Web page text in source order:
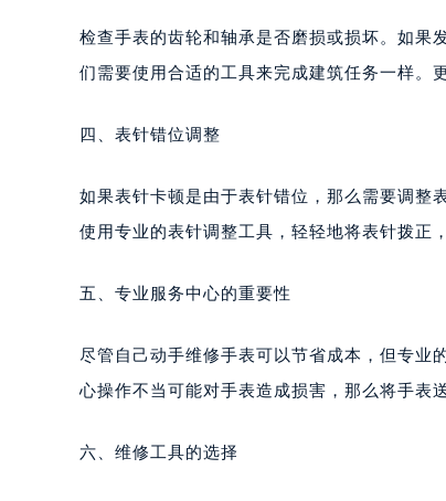
温州市鹿城区锦绣路1067号
大连市中山区人民路15号国际
东莞市东城街道鸿福东路1号
无锡市梁溪区人民中路139号
苏州市苏州工业园区星港街
南宁市青秀区金湖路59号地王
合肥市蜀山区潜山路111号万
青岛市南区山东路6号华润大
检查手表的齿轮和轴承是否磨损或损坏。如果
们需要使用合适的工具来完成建筑任务一样。
四、表针错位调整
如果表针卡顿是由于表针错位，那么需要调整
使用专业的表针调整工具，轻轻地将表针拨正
五、专业服务中心的重要性
尽管自己动手维修手表可以节省成本，但专业
心操作不当可能对手表造成损害，那么将手表
六、维修工具的选择